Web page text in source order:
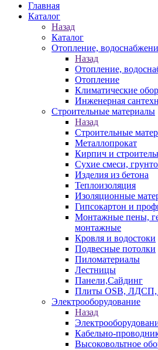
Главная
Каталог
Назад
Каталог
Отопление,
Назад
Отопление,
Отопление
Климатические
Инженерная
Строительные материалы
Назад
Строительные
Металлопрокат
Кирпич и
Сухие смеси,
Изделия из бетона
Теплоизоляция
Изоляционные
Гипсокартон и
Монтажные пены,
монтажные
Кровля и водостоки
Подвесные потолки
Пиломатериалы
Лестницы
Панели,Сайдинг
Плиты OSB,
Электрооборудование
Назад
Кабельно-
Высоковольтное